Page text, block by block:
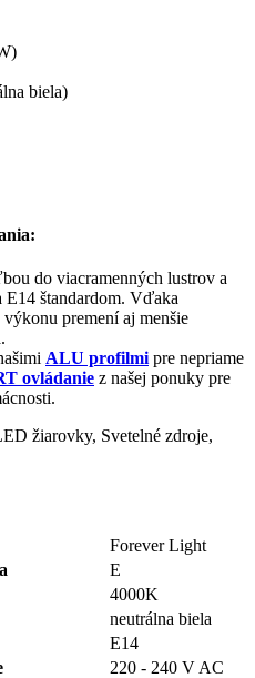
biela)
do viacramenných lustrov a
štandardom. Vďaka
premení aj menšie
ALU profilmi pre nepriame
ovládanie z našej ponuky pre
žiarovky, Svetelné zdroje,
Forever Light
E
4000K
neutrálna biela
E14
220 - 240 V AC